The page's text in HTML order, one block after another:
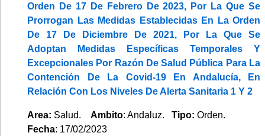
Orden De 17 De Febrero De 2023, Por La Que Se
Prorrogan Las Medidas Establecidas En La Orden
De 17 De Diciembre De 2021, Por La Que Se
Adoptan Medidas Específicas Temporales Y
Excepcionales Por Razón De Salud Pública Para La
Contención De La Covid-19 En Andalucía, En
Relación Con Los Niveles De Alerta Sanitaria 1 Y 2
Area: Salud. Ambito: Andaluz. Tipo: Orden.
Fecha: 17/02/2023